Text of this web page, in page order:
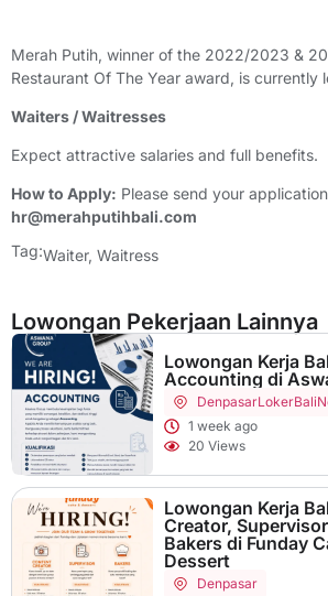
Merah Putih, winner of the 2022/2023 &
Restaurant Of The Year award, is currently
Waiters / Waitresses
Expect attractive salaries and full benefits.
How to Apply: Please send your
hr@merahputihbali.com
Tag:Waiter, Waitress
Lowongan Pekerjaan Lainnya
Lowongan Kerja
Accounting di
Denpasar
1 week ago
20 Views
Lowongan Kerja
Creator,
Bakers di Funday
Dessert
Denpasar